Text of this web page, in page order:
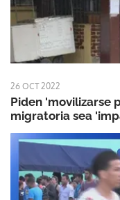
26 OCT 2022
Piden 'movilizarse
migratoria sea